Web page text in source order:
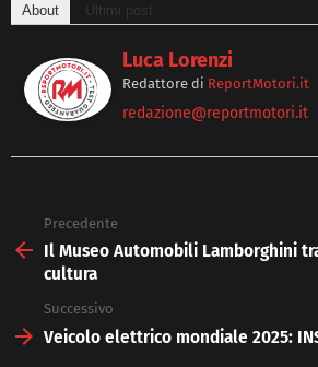
About Ultimi post
Luca Lorenzi
Redattore di ReportMotori.it
redazione@reportmotori.it
more
Precedente
Il Museo Automobili Lamborghini
cultura
Successivo
Veicolo elettrico mondiale 2025: